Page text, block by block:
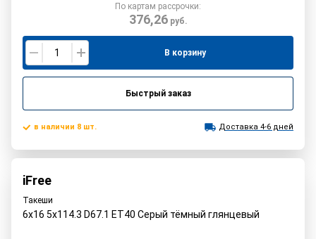
По картам рассрочки:
376,26руб.
В корзину
Быстрый заказ
в наличии 8 шт. Доставка 4-6 дней
iFree
Такеши
6x16 5x114.3 D67.1 ET40 Серый тёмный глянцевый